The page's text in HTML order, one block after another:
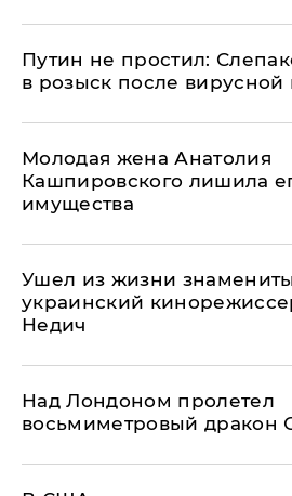
Путин не простил:
в розыск после вирусной
Молодая жена Анатолия
Кашпировского лишила
имущества
Ушел из жизни
украинский
Недич
Над Лондоном пролетел
восьмиметровый дракон